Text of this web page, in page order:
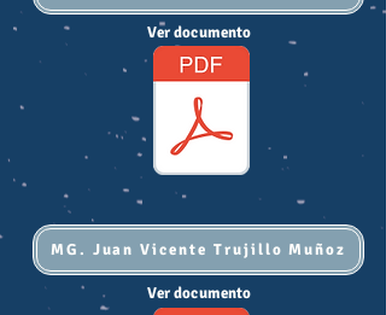
Ver documento
MG. Juan Vicente Trujillo Muñoz
Ver documento